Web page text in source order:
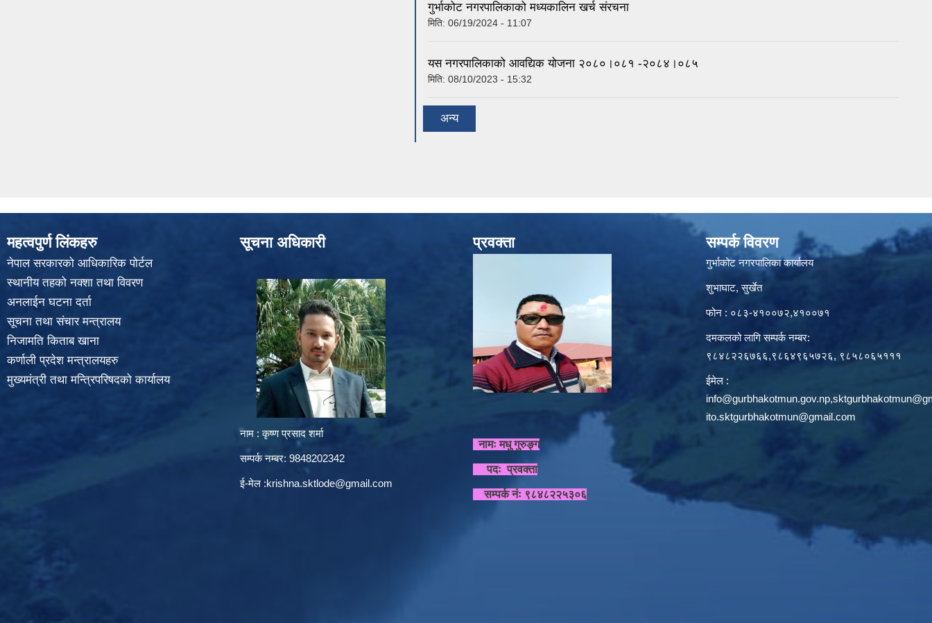
गुर्भाकोट नगरपालिकाको मध्यकालिन खर्च संरचना
मिति: 06/19/2024 - 11:07
यस नगरपालिकाको आवद्यिक योजना २०८०।०८१ -२०८४।०८५
मिति: 08/10/2023 - 15:32
अन्य
महत्वपुर्ण लिंकहरु
नेपाल सरकारको आधिकारिक पोर्टल
स्थानीय तहको नक्शा तथा विवरण
अनलाईन घटना दर्ता
सूचना तथा संचार मन्त्रालय
निजामति किताब खाना
कर्णाली प्रदेश मन्त्रालयहरु
मुख्यमंत्री तथा मन्त्रिपरिषदको कार्यालय
सूचना अधिकारी
नाम : कृष्ण प्रसाद शर्मा
सम्पर्क नम्बर: 9848202342
ई-मेल :krishna.sktlode@gmail.com
प्रवक्ता
नामः मधु गुरुङ्ग
पदः प्रवक्ता
सम्पर्क नंः ९८४८२२५३०६
सम्पर्क विवरण
गुर्भाकोट नगरपालिका कार्यालय
शुभाघाट, सुर्खेत
फोन : ०८३-४१००७२,४१००७१
दमकलको लागि सम्पर्क नम्बर:
९८४८२२६७६६,९८६४९६५७२६, ९८५८०६५१११
ईमेल :
info@gurbhakotmun.gov.np,
ito.sktgurbhakotmun@gmail.com